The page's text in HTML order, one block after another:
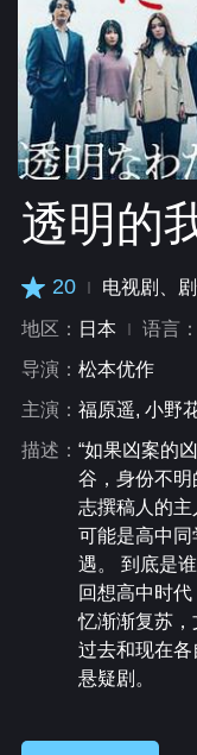
透明的
20 电视剧、
地区： 日本 语言：
导演： 松本优作
主演： 福原遥, 小野
描述： “如果凶案的
谷，身份不
志撰稿人的主
可能是高中
遇。 到底是
回想高中时
忆渐渐复苏
过去和现在各
悬疑剧。